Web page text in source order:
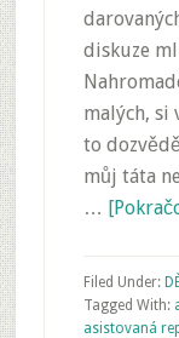
diskuze
malých, si
to
můj táta
…
Filed Under:
Tagged With:
asistovaná